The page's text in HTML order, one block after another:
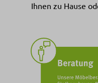
Ihnen zu Hause